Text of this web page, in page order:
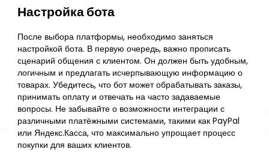
Настройка бота
После выбора платформы, необходимо заняться
настройкой бота. В первую очередь, важно прописать
сценарий общения с клиентом. Он должен быть удобным,
логичным и предлагать исчерпывающую информацию о
товарах. Убедитесь, что бот может обрабатывать заказы,
принимать оплату и отвечать на часто задаваемые
вопросы. Не забывайте о возможности интеграции с
различными платёжными системами, такими как PayPal
или Яндекс.Касса, что максимально упрощает процесс
покупки для ваших клиентов.